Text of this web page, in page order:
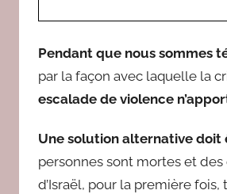
Pendant que nous sommes
par la façon avec laquelle la
escalade de violence
Une solution alternative doit
personnes sont mortes et
d’Israël, pour la première